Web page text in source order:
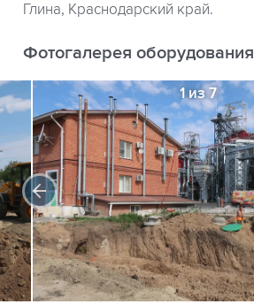
Глина, Краснодарский край.
Фотогалерея оборудования
1 из 7